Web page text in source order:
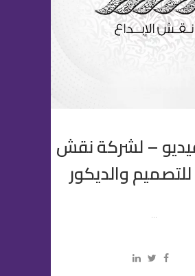
– لشركة نقش
للتصميم والديكور
...